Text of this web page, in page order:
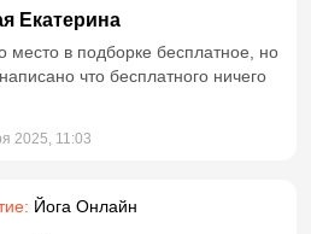
Екатерина
место в подборке бесплатное, но
что бесплатного ничего
2025, 11:03
Йога Онлайн